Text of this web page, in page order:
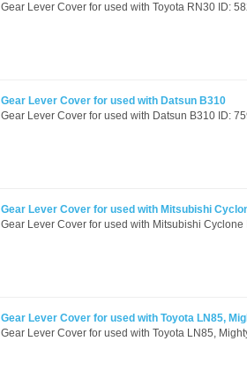
Gear Lever Cover for used with Toyota RN30 ID:
Gear Lever Cover for used with Datsun B310
Gear Lever Cover for used with Datsun B310 ID:
Gear Lever Cover for used with Mitsubishi
Gear Lever Cover for used with Mitsubishi
Gear Lever Cover for used with Toyota LN85,
Gear Lever Cover for used with Toyota LN85,